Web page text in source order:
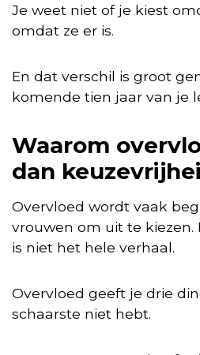
Je weet niet of je kiest
omdat ze er is.
En dat verschil is groot
komende tien jaar van je
Waarom
dan
Overvloed wordt vaak
vrouwen om uit te
is niet het hele verhaal.
Overvloed geeft je drie
schaarste niet hebt.